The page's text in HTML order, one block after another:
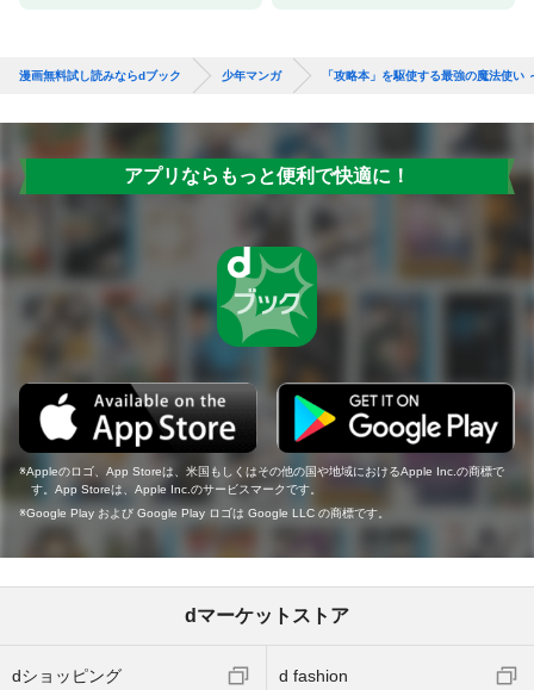
漫画無料試し読みならdブック 少年マンガ 「攻略本」を駆使する最強の魔法使
アプリならもっと便利で快適に！
Appleのロゴ、App Storeは、米国もしくはその他の国や地域におけるApple Inc.の商標で
す。App Storeは、Apple Inc.のサービスマークです。
Google Play および Google Play ロゴは Google LLC の商標です。
dマーケットストア
dショッピング d fashion